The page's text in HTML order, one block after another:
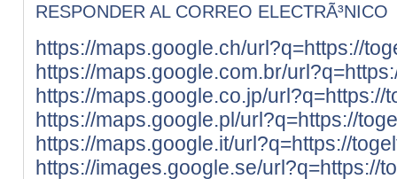
RESPONDER AL CORREO ELECTRÃ³NICO
https://maps.google.ch/url?q=https://
https://maps.google.com.br/
https://maps.google.co.jp/url?q=https://
https://maps.google.pl/url?q=https://
https://maps.google.it/url?q=https://
https://images.google.se/url?q=https://